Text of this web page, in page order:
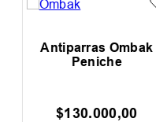
Antiparras Ombak
Peniche
$130.000,00